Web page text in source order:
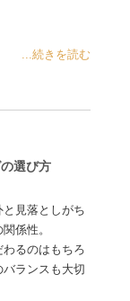
...続きを読む
選び方
と見落としがち
係性。
るのはもちろ
ランスも大切